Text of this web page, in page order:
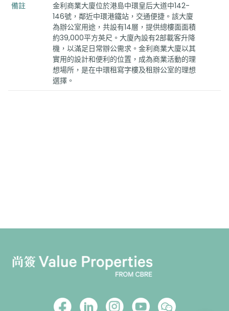
備註
金利商業大廈位於港島中環皇后大道中142-
146號，鄰近中環港鐵站，交通便捷。該大廈
為辦公室用途，共設有14層，提供總樓面面積
約39,000平方英尺。大廈內設有2部載客升降
機，以滿足日常辦公需求。金利商業大廈以其
實用的設計和便利的位置，成為商業活動的理
想場所，是在中環租寫字樓及租辦公室的理想
選擇。